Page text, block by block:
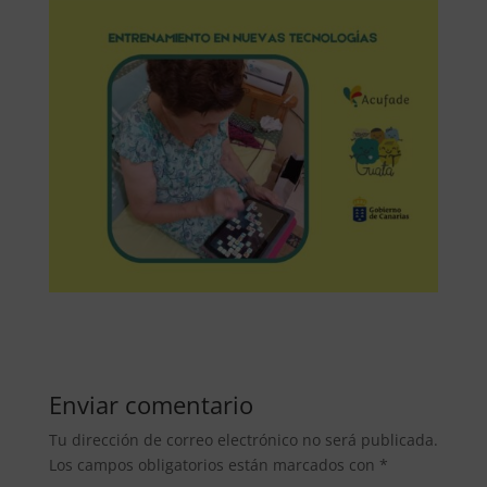
Enviar comentario
Tu dirección de correo electrónico no será publicada.
Los campos obligatorios están marcados con *